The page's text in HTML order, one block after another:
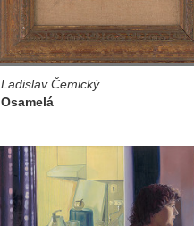
Ladislav Čemický
Osamelá